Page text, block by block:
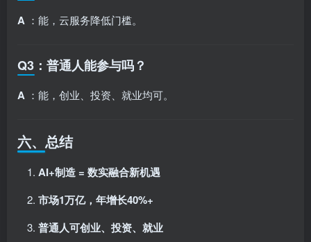
A ：能，云服务降低门槛。
Q3：普通人能参与吗？
A ：能，创业、投资、就业均可。
六、总结
AI+制造 = 数实融合新机遇
市场1万亿，年增长40%+
普通人可创业、投资、就业